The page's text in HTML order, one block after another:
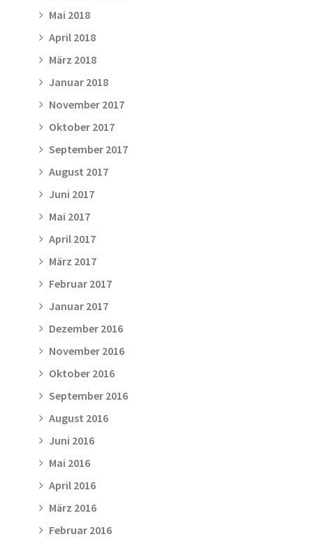
Mai 2018
April 2018
März 2018
Januar 2018
November 2017
Oktober 2017
September 2017
August 2017
Juni 2017
Mai 2017
April 2017
März 2017
Februar 2017
Januar 2017
Dezember 2016
November 2016
Oktober 2016
September 2016
August 2016
Juni 2016
Mai 2016
April 2016
März 2016
Februar 2016